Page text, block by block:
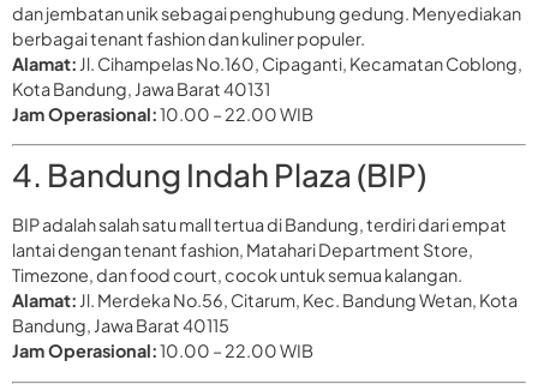
dan jembatan unik sebagai penghubung gedung. Menyediakan
berbagai tenant fashion dan kuliner populer.
Alamat: Jl. Cihampelas No.160, Cipaganti, Kecamatan Coblong,
Kota Bandung, Jawa Barat 40131
Jam Operasional:10.00 – 22.00 WIB
4. Bandung Indah Plaza (BIP)
BIP adalah salah satu mall tertua di Bandung, terdiri dari empat
lantai dengan tenant fashion, Matahari Department Store,
Timezone, dan food court, cocok untuk semua kalangan.
Alamat: Jl. Merdeka No.56, Citarum, Kec. Bandung Wetan, Kota
Bandung, Jawa Barat 40115
Jam Operasional:10.00 – 22.00 WIB